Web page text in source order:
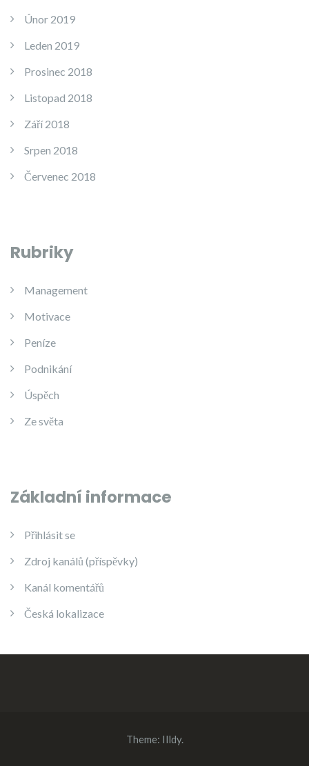
Únor 2019
Leden 2019
Prosinec 2018
Listopad 2018
Září 2018
Srpen 2018
Červenec 2018
Rubriky
Management
Motivace
Peníze
Podnikání
Úspěch
Ze světa
Základní informace
Přihlásit se
Zdroj kanálů (příspěvky)
Kanál komentářů
Česká lokalizace
Theme: Illdy.